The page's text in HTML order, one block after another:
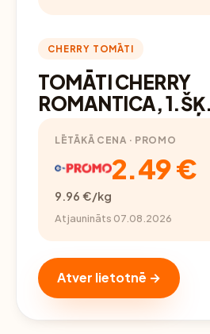
CHERRY TOMĀTI
TOMĀTI CHERRY
ROMANTICA,
LĒTĀKĀ CENA · PROMO
2.49 €
9.96 €/kg
Atjaunināts 07.08.2026
Atver lietotnē →